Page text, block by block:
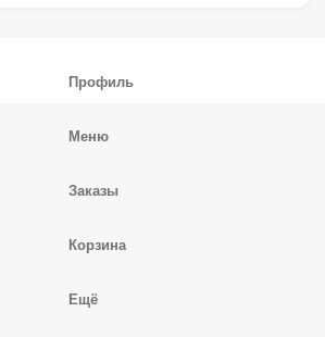
Профиль
Меню
Заказы